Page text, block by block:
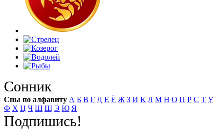
Сонник
Сны по алфавиту А Б В Г Д Е Ё Ж З И К Л М Н О П Р С Т У
Ф Х Ц Ч Ш Щ Э Ю Я
Подпишись!